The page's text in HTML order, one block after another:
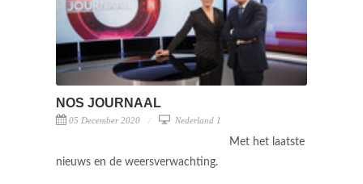
NOS JOURNAAL
05 December 2020 Nederland 1
Met het laatste
nieuws en de weersverwachting.